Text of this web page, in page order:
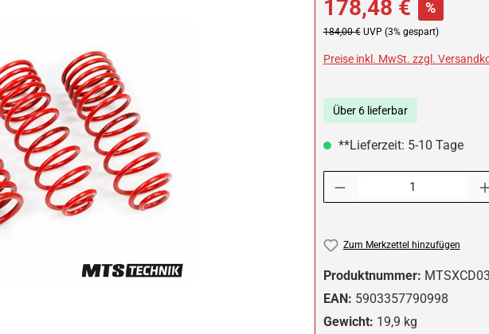
178,48 € %
Regulärer Preis:
184,00 € UVP (3% gespart)
Preise inkl. MwSt. zzgl.
Über 6 lieferbar
**Lieferzeit: 5-10 Tage
Zum Merkzettel hinzufügen
Produktnummer:
EAN: 5903357790998
Gewicht: 19,9 kg